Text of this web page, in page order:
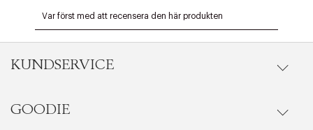
KUNDSERVICE
Onlineköp
GOODIE